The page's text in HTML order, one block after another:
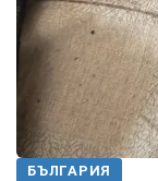
БЪЛГАРИЯ